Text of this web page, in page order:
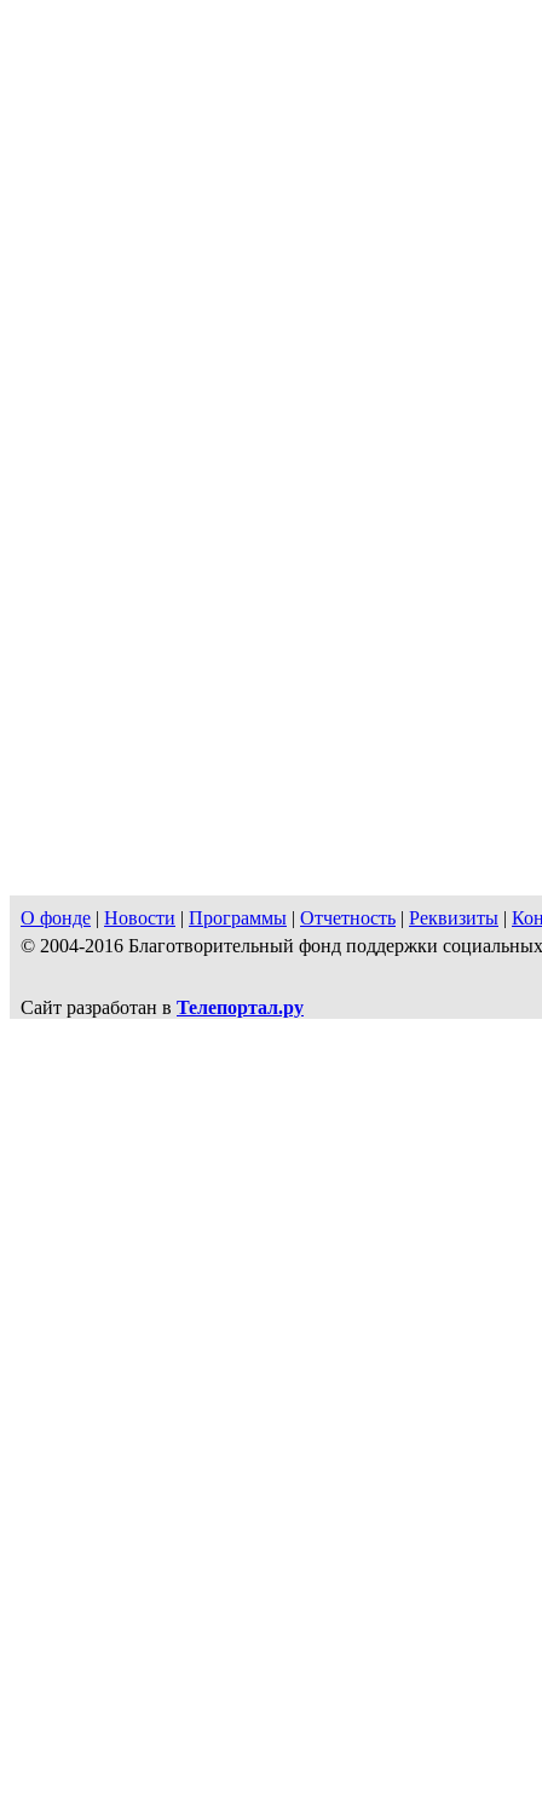
О фонде | Новости | Программы | Отчетность | Реквизиты |
© 2004-2016 Благотворительный фонд поддержки
Сайт разработан в Телепортал.ру